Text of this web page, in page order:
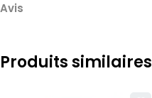
Avis
Produits similaires